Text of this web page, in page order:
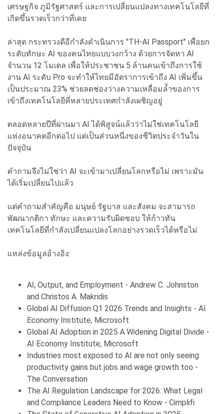
เศรษฐกิจ ภูมิรัฐศาสตร์ และการเปลี่ยนแปลงทางเทคโนโลยีที่
เกิดขึ้นรวดเร็วกว่าที่เคย
ล่าสุด กระทรวงดีอีกำลังดำเนินการ "TH-AI Passport" เพื่อยก
ระดับทักษะ AI ของคนไทยแบบวงกว้าง ด้วยการจัดหา AI
จำนวน 12 โมเดล เพื่อให้ประชาชน 5 ล้านคนเข้าถึงการใช้
งาน AI ระดับ Pro จะทำให้ไทยมีอัตราการเข้าถึง AI เพิ่มขึ้น
เป็นประมาณ 23% ช่วยลดช่องว่างความเหลื่อมล้ำของการ
เข้าถึงเทคโนโลยีที่หลายประเทศกำลังเผชิญอยู่
ตลอดหลายปีที่ผ่านมา AI ได้พิสูจน์แล้วว่าไม่ใช่เทคโนโลยี
แห่งอนาคตอีกต่อไป แต่เป็นส่วนหนึ่งของชีวิตประจำวันใน
ปัจจุบัน
คำถามจึงไม่ใช่ว่า AI จะเข้ามาเปลี่ยนโลกหรือไม่ เพราะมัน
ได้เริ่มเปลี่ยนไปแล้ว
แต่คำถามสำคัญคือ มนุษย์ รัฐบาล และสังคม จะสามารถ
พัฒนากติกา ทักษะ และความรับผิดชอบ ให้ก้าวทัน
เทคโนโลยีที่กำลังเปลี่ยนแปลงโลกอย่างรวดเร็วได้หรือไม่
แหล่งข้อมูลอ้างอิง:
AI, Output, and Employment - Andrew C. Johnston
and Christos A. Makridis
Global AI Diffusion Q1 2026 Trends and Insights - AI
Economy Institute, Microsoft
Global AI Adoption in 2025 A Widening Digital Divide -
AI Economy Institute, Microsoft
Industries most exposed to AI are not only seeing
productivity gains but jobs and wage growth too -
The Conversation
The AI Regulation Landscape for 2026: What Legal
and Compliance Leaders Need to Know - Cimplifi